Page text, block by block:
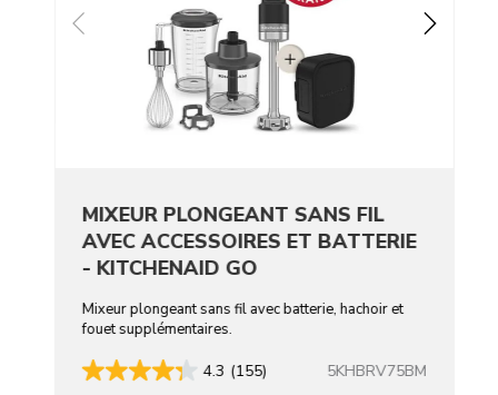
MIXEUR PLONGEANT SANS FIL
AVEC ACCESSOIRES ET BATTERIE
- KITCHENAID GO
Mixeur plongeant sans fil avec batterie, hachoir et
fouet supplémentaires.
4.3 (155) 5KHBRV75BM